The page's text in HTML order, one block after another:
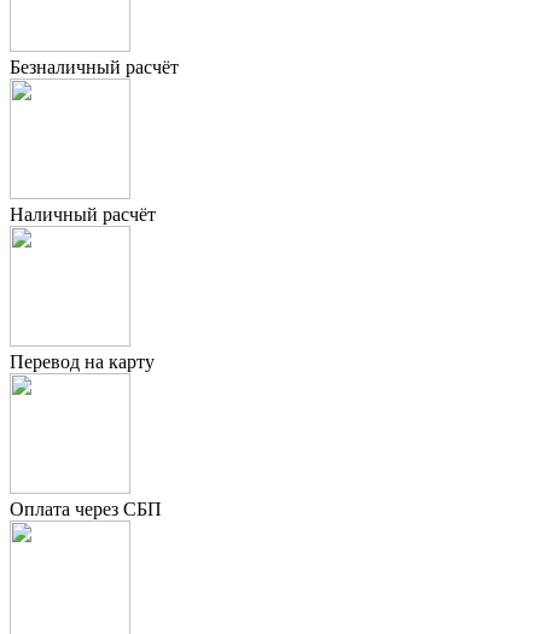
Безналичный расчёт
Наличный расчёт
Перевод на карту
Оплата через СБП